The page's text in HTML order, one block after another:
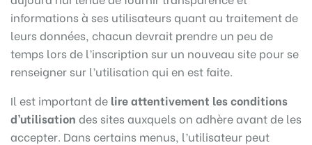
informations à ses utilisateurs quant au traitement de
leurs données, chacun devrait prendre un peu de
temps lors de l’inscription sur un nouveau site pour se
renseigner sur l’utilisation qui en est faite.
Il est important de lire attentivement les conditions
d’utilisation des sites auxquels on adhère avant de les
accepter. Dans certains menus, l’utilisateur peut